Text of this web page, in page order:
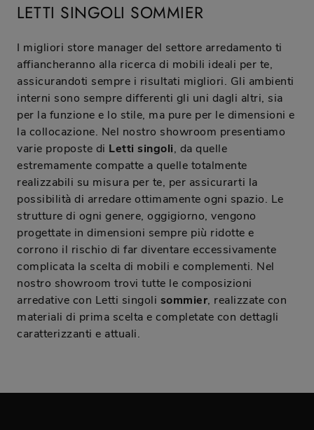
LETTI SINGOLI SOMMIER
I migliori store manager del settore arredamento ti
affiancheranno alla ricerca di mobili ideali per te,
assicurandoti sempre i risultati migliori. Gli ambienti
interni sono sempre differenti gli uni dagli altri, sia
per la funzione e lo stile, ma pure per le dimensioni e
la collocazione. Nel nostro showroom presentiamo
varie proposte di Letti singoli, da quelle
estremamente compatte a quelle totalmente
realizzabili su misura per te, per assicurarti la
possibilità di arredare ottimamente ogni spazio. Le
strutture di ogni genere, oggigiorno, vengono
progettate in dimensioni sempre più ridotte e
corrono il rischio di far diventare eccessivamente
complicata la scelta di mobili e complementi. Nel
nostro showroom trovi tutte le composizioni
arredative con Letti singoli sommier, realizzate con
materiali di prima scelta e completate con dettagli
caratterizzanti e attuali.